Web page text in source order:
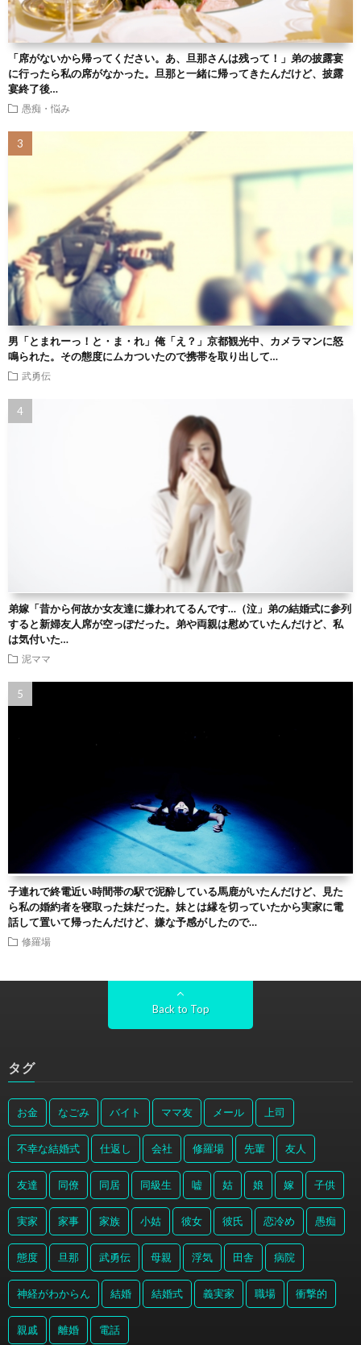
「席がないから帰ってください。あ、旦那さんは残って！」弟の披露宴
に行ったら私の席がなかった。旦那と一緒に帰ってきたんだけど、披露
宴終了後…
愚痴・悩み
男「とまれーっ！と・ま・れ」俺「え？」京都観光中、カメラマンに怒
鳴られた。その態度にムカついたので携帯を取り出して…
武勇伝
弟嫁「昔から何故か女友達に嫌われてるんです…（泣」弟の結婚式に参列
すると新婦友人席が空っぽだった。弟や両親は慰めていたんだけど、私
は気付いた…
泥ママ
子連れで終電近い時間帯の駅で泥酔している馬鹿がいたんだけど、見た
ら私の婚約者を寝取った妹だった。妹とは縁を切っていたから実家に電
話して置いて帰ったんだけど、嫌な予感がしたので…
修羅場
Back to Top
タグ
お金 なごみ バイト ママ友 メール 上司
不幸な結婚式 仕返し 会社 修羅場 先輩 友人
友達 同僚 同居 同級生 嘘 姑 娘 嫁 子供
実家 家事 家族 小姑 彼女 彼氏 恋冷め 愚痴
態度 旦那 武勇伝 母親 浮気 田舎 病院
神経がわからん 結婚 結婚式 義実家 職場 衝撃的
親戚 離婚 電話